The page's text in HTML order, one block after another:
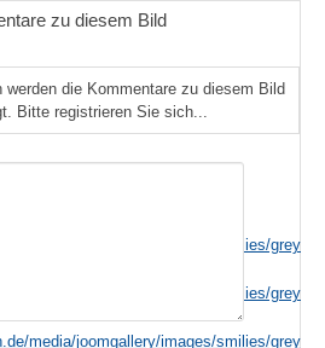
zu diesem Bild
werden die Kommentare zu diesem Bild
Bitte registrieren Sie sich...